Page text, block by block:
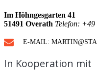
Im Höhngesgarten 41
51491 Overath Telefon: +49
E-MAIL:
In Kooperation mit